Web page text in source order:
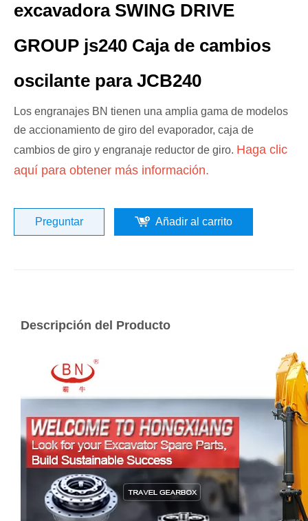
excavadora SWING DRIVE
GROUP js240 Caja de cambios
oscilante para JCB240
Los engranajes BN tienen una amplia gama de modelos
de accionamiento de giro del evaporador, caja de
cambios de giro y engranaje reductor de giro. Haga clic
aquí para obtener más información.
Preguntar Añadir al carrito
Descripción del Producto